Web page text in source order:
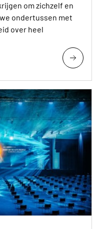
om zichzelf en
ondertussen met
over heel